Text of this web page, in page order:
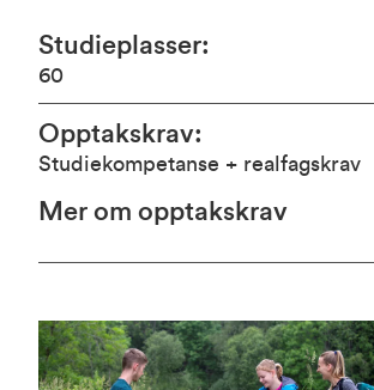
Studieplasser:
60
Opptakskrav:
Studiekompetanse + realfagskrav
Mer om opptakskrav